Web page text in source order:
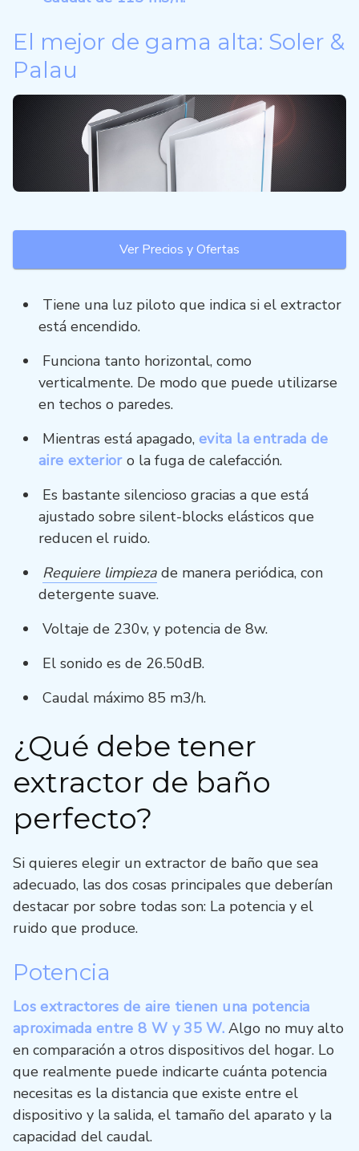
El mejor de gama alta: Soler &
Palau
Ver Precios y Ofertas
Tiene una luz piloto que indica si el extractor
está encendido.
Funciona tanto horizontal, como
verticalmente. De modo que puede utilizarse
en techos o paredes.
Mientras está apagado, evita la entrada de
aire exterioro la fuga de calefacción.
Es bastante silencioso gracias a que está
ajustado sobre silent-blocks elásticos que
reducen el ruido.
Requiere limpieza de manera periódica, con
detergente suave.
Voltaje de 230v, y potencia de 8w.
El sonido es de 26.50dB.
Caudal máximo 85 m3/h.
¿Qué debe tener
extractor de baño
perfecto?
Si quieres elegir un extractor de baño que sea
adecuado, las dos cosas principales que deberían
destacar por sobre todas son: La potencia y el
ruido que produce.
Potencia
Los extractores de aire tienen una potencia
aproximada entre 8 W y 35 W. Algo no muy alto
en comparación a otros dispositivos del hogar. Lo
que realmente puede indicarte cuánta potencia
necesitas es la distancia que existe entre el
dispositivo y la salida, el tamaño del aparato y la
capacidad del caudal.